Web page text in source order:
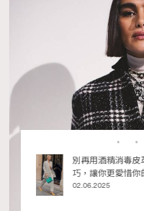
別再用酒精消毒
巧，讓你更愛惜你
02.06.2025